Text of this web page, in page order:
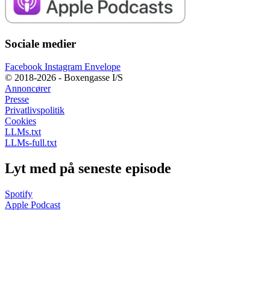
Sociale medier
Facebook Instagram Envelope
© 2018-2026 - Boxengasse I/S
Annoncører
Presse
Privatlivspolitik
Cookies
LLMs.txt
LLMs-full.txt
Lyt med på seneste episode
Spotify
Apple Podcast